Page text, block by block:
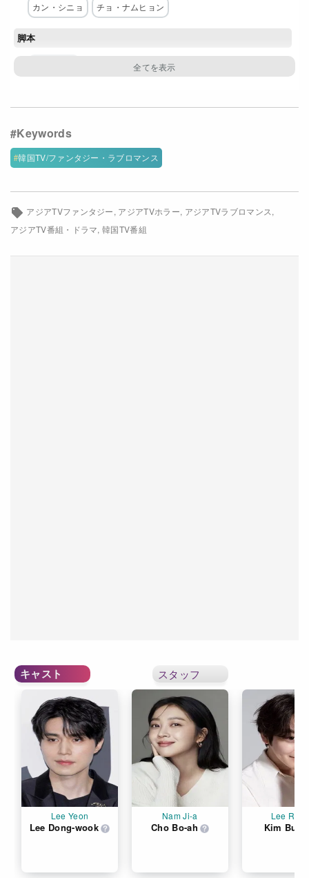
カン・シニョ チョ・ナムヒョン
脚本
キム・ジョンナン アン・ギルガン
ネットワーク
tvN
韓国TV/ファンタジー・ラブロマンス
アジアTVファンタジー アジアTVホラー アジアTVラブロマンス
アジアTV番組・ドラマ 韓国TV番組
スタッフ
キャスト
Lee Yeon
Lee Dong-wook
Nam Ji-a
Cho Bo-ah
Lee
Kim Bum